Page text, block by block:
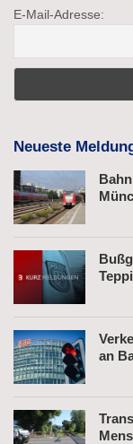
E-Mail-Adresse:
Neueste
an